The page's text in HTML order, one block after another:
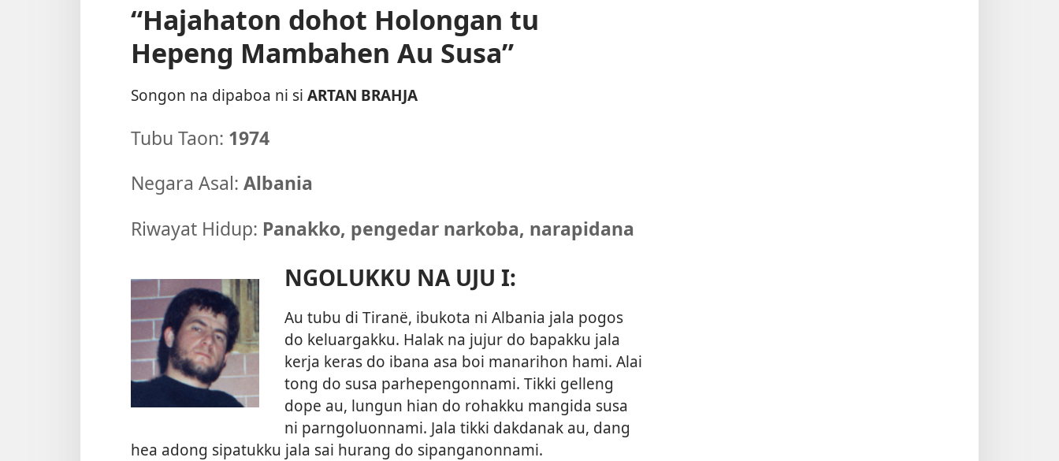
“Hajahaton dohot Holongan tu
Hepeng Mambahen Au Susa”
Songon na dipaboa ni si ARTAN BRAHJA
Tubu Taon: 1974
Negara Asal: Albania
Riwayat Hidup: Panakko, pengedar narkoba, narapidana
NGOLUKKU NA UJU I:
Au tubu di Tiranë, ibukota ni Albania jala pogos
do keluargakku. Halak na jujur do bapakku jala
kerja keras do ibana asa boi manarihon hami. Alai
tong do susa parhepengonnami. Tikki gelleng
dope au, lungun hian do rohakku mangida susa
ni parngoluonnami. Jala tikki dakdanak au, dang
hea adong sipatukku jala sai hurang do sipanganonnami.